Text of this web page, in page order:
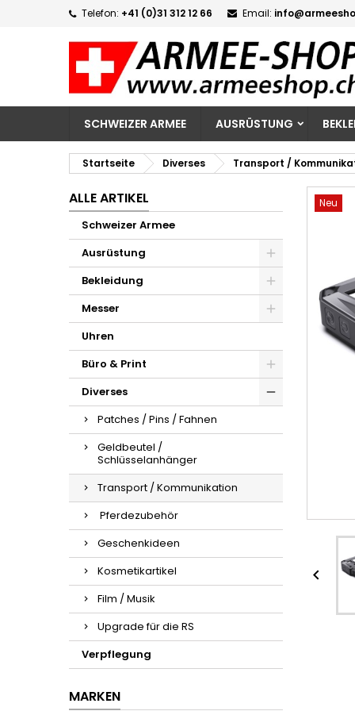
Telefon: +41 (0)31 312 12 66 Email:
SCHWEIZER ARMEE AUSRÜSTUNG
Startseite Diverses Transport /
ALLE ARTIKEL
Schweizer Armee
Ausrüstung
Bekleidung
Messer
Uhren
Büro & Print
Diverses
Patches / Pins / Fahnen
Geldbeutel /
Schlüsselanhänger
Transport / Kommunikation
Pferdezubehör
Geschenkideen
Kosmetikartikel
Film / Musik
Upgrade für die RS
Verpflegung
MARKEN
Neu

add_circle_outline